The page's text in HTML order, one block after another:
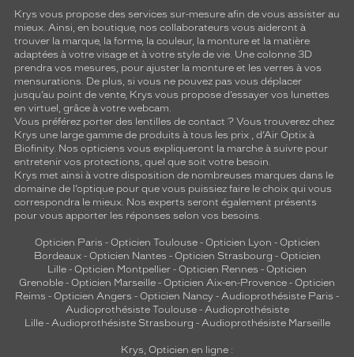
Krys vous propose des services sur-mesure afin de vous assister au
mieux. Ainsi, en boutique, nos collaborateurs vous aideront à
trouver la marque, la forme, la couleur, la monture et la matière
adaptées à votre visage et à votre style de vie. Une colonne 3D
prendra vos mesures, pour ajuster la monture et les verres à vos
mensurations. De plus, si vous ne pouvez pas vous déplacer
jusqu’au point de vente, Krys vous propose d’essayer vos lunettes
en virtuel, grâce à votre webcam.
Vous préférez porter des lentilles de contact ? Vous trouverez chez
Krys une large gamme de produits à tous les prix , d’Air Optix à
Biofinity. Nos opticiens vous expliqueront la marche à suivre pour
entretenir vos protections, quel que soit votre besoin.
Krys met ainsi à votre disposition de nombreuses marques dans le
domaine de l’optique pour que vous puissiez faire le choix qui vous
correspondra le mieux. Nos experts seront également présents
pour vous apporter les réponses selon vos besoins.
Opticien Paris - Opticien Toulouse- Opticien Lyon - Opticien
Bordeaux- Opticien Nantes - Opticien Strasbourg - Opticien
Lille - Opticien Montpellier - Opticien Rennes - Opticien
Grenoble - Opticien Marseille - Opticien Aix-en-Provence - Opticien
Reims - Opticien Angers - Opticien Nancy - Audioprothésiste Paris -
Audioprothésiste Toulouse- Audioprothésiste
Lille- Audioprothésiste Strasbourg - Audioprothésiste Marseille
Krys, Opticien en ligne :